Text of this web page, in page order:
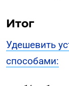
Итог
Удешевить
способами: